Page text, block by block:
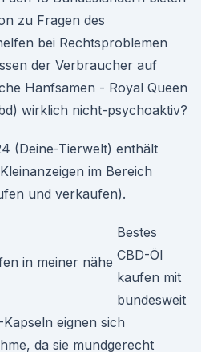
zu Fragen des
bei Rechtsproblemen
der Verbraucher auf
Hanfsamen - Royal Queen
wirklich nicht-psychoaktiv?
(Deine-Tierwelt) enthält
im Bereich
und verkaufen).
Bestes
CBD-Öl
kaufen mit
bundesweit
eignen sich
da sie mundgerecht